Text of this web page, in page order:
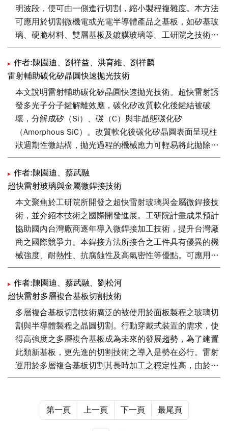
明波段，便可由一側進行切割，縮小製程複雜度。本方法
可應用於切割微機電或光電半導體產品之基板，如矽基玻
璃、硬脆材料、雙層基板及鍍膜玻璃等。工研院之技術與
傳統輪刀技術相比，具備切割道邊緣崩角小，且無輪刀之
磨耗問題。由於切割道寬度很小，因此單片晶圓可切割出
更多顆晶粒，因此提高生產效率。
作者:陳園迪、劉祥益、洪育維、劉祥麟
雷射輔助碳化矽晶圓快速拋光技術
本文說明雷射輔助碳化矽晶圓快速拋光技術。超快雷射誘
發多光子分子鍵解離效應，碳化矽改質軟化後鍵結被破
壞，分解成矽（Si）、碳（C）與非晶態碳化矽
（Amorphous SiC）。改質軟化後碳化矽晶圓表面呈現柱
狀週期性微結構，拋光過程的機械應力可輕易將此拋除。
此法大幅降低碳化矽硬度90%以上，並可加速碳化矽晶圓
之製程速率約30%，並大幅降低拋光之耗材消耗。
作者:陳園迪、蔡武融
超快雷射玻璃與金屬微銲接技術
本文聚焦於工研院所開發之超快雷射玻璃與金屬微銲接技
術，並介紹本技術之國際開發進展。工研院計畫成果預計
協助國內台灣廠商逐年導入微銲接加工技術，提升台灣廠
商之國際競爭力。本銲接方法所接合之工件具有優異的機
械強度、耐熱性、抗腐蝕性及高氣密性等優點。可應用於
銲接真空管頂蓋、CMOS感測器、衛星或望遠鏡中的
VCSEL、紅外微輻射熱計等。工研院開發之多峰值光束整
形模組，將高斯光束整形為四道子光束。子光束之角度與
間距可變，用以形成熔融嵌合結構，提升銲接結構強度。
作者:陳園迪、蔡武融、劉松河
超快雷射多層複合基板切割技術
多層複合基板切割技術廣泛的被使用於面板製程之玻璃切
割與半導體製程之晶圓切割。行動穿戴式裝置的需求，使
得高強度之多層複合基板成為未來的發展趨勢，為了建置
此類新基板，更先進的切割技術之導入是勢在必行。雷射
運用於多層複合基板切割其長時加工之穩定性高，由於切
割道寬度很小，因此單片晶圓可切割出更多顆晶粒，因此
術，內容包含硬脆材料與多層複合基板之加工成果。最
後，並介紹工研院投入超快雷射多層複合基板切割技術之
第一頁 上一頁 下一頁 最尾頁